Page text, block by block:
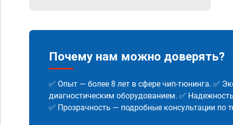
Почему нам можно доверять?
✅ Опыт — более 8 лет в сфере чип-тюнинга. ✅
диагностическим оборудованием. ✅
✅ Прозрачность — подробные консультации по